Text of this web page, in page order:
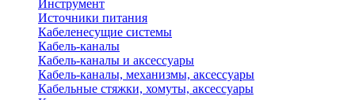
Инструмент
Источники питания
Кабеленесущие системы
Кабель-каналы
Кабель-каналы и аксессуары
Кабель-каналы, механизмы, аксессуары
Кабельные стяжки, хомуты, аксессуары